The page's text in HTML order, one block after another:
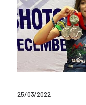
25/03/2022